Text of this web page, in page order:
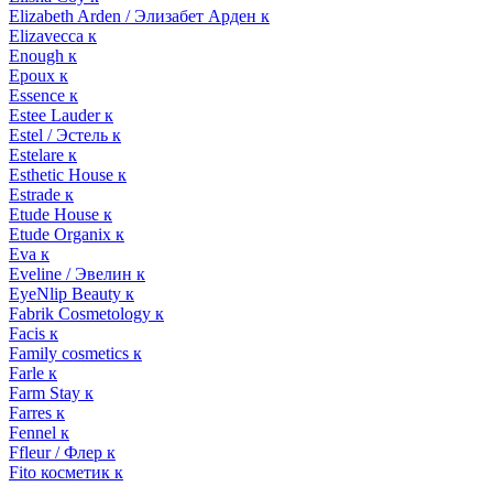
Elizabeth Arden / Элизабет Арден к
Elizavecca к
Enough к
Epoux к
Essence к
Estee Lauder к
Estel / Эстель к
Estelare к
Esthetic House к
Estrade к
Etude House к
Etude Organix к
Eva к
Eveline / Эвелин к
EyeNlip Beauty к
Fabrik Cosmetology к
Facis к
Family cosmetics к
Farle к
Farm Stay к
Farres к
Fennel к
Ffleur / Флер к
Fito косметик к